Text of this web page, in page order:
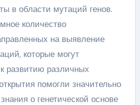
в области мутаций генов.
количество
на выявление
которые могут
развитию различных
помогли значительно
о генетической основе